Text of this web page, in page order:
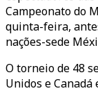
Campeonato do
quinta-feira,
nações-sede
O torneio de 48
Unidos e